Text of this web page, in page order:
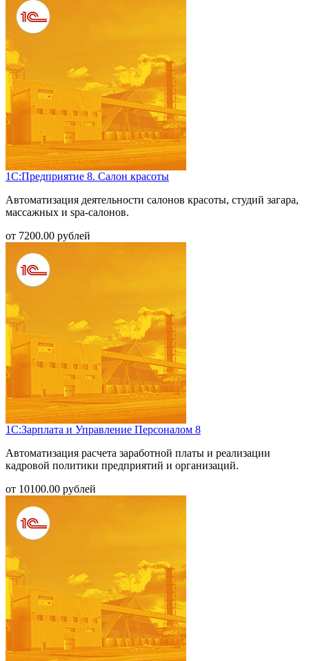
1С:Предприятие 8. Салон красоты
Автоматизация деятельности салонов красоты, студий загара,
массажных и spa-салонов.
от 7200.00 рублей
1С:Зарплата и Управление Персоналом 8
Автоматизация расчета заработной платы и реализации
кадровой политики предприятий и организаций.
от 10100.00 рублей